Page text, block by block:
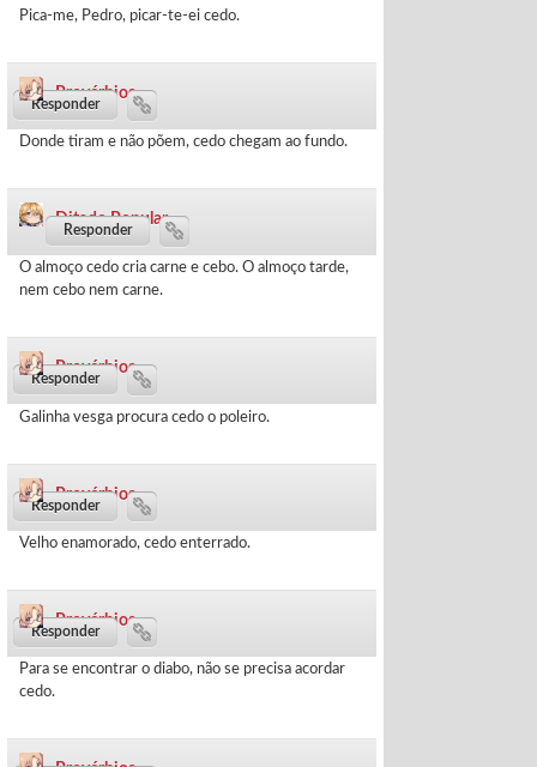
Pica-me, Pedro, picar-te-ei cedo.
Provérbios
68 dias ·
Donde tiram e não põem, cedo chegam ao fundo.
Ditado Popular
83 dias ·
O almoço cedo cria carne e cebo. O almoço tarde,
nem cebo nem carne.
Provérbios
84 dias ·
Galinha vesga procura cedo o poleiro.
Provérbios
88 dias ·
Velho enamorado, cedo enterrado.
Provérbios
91 dias ·
Para se encontrar o diabo, não se precisa acordar
cedo.